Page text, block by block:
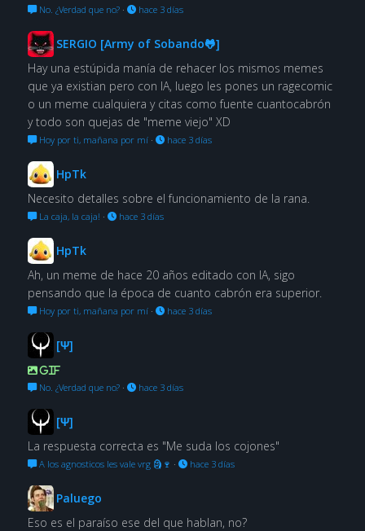
No. ¿Verdad que no?· hace 3 días
SERGIO [Army of Sobando🐸]
Hay una estúpida manía de rehacer los mismos memes
que ya existian pero con IA, luego les pones un ragecomic
o un meme cualquiera y citas como fuente cuantocabrón
y todo son quejas de "meme viejo" XD
Hoy por ti, mañana por mí· hace 3 días
HpTk
Necesito detalles sobre el funcionamiento de la rana.
La caja, la caja! · hace 3 días
HpTk
Ah, un meme de hace 20 años editado con IA, sigo
pensando que la época de cuanto cabrón era superior.
Hoy por ti, mañana por mí· hace 3 días
[Ψ]
GIF
No. ¿Verdad que no?· hace 3 días
[Ψ]
La respuesta correcta es "Me suda los cojones"
A los agnosticos les vale vrg 🗿🍷 · hace 3 días
Paluego
Eso es el paraíso ese del que hablan, no?